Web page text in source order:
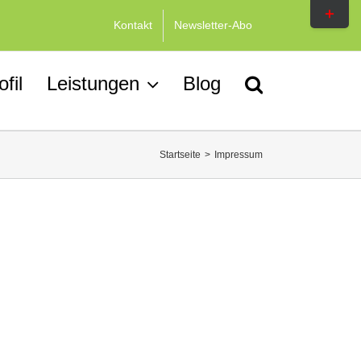
Kontakt Newsletter-Abo
Leistungen Blog
Startseite > Impressum
Toggle
Sliding